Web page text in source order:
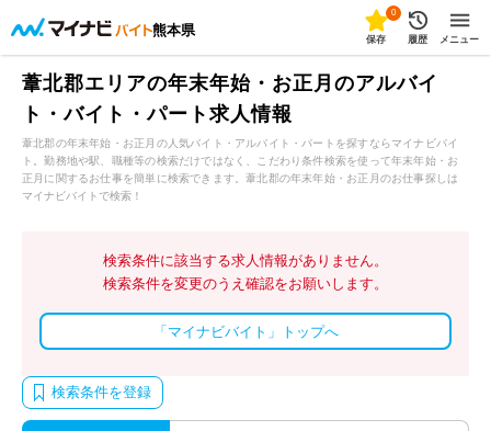
熊本県
0
保存 履歴 メニュー
葦北郡エリアの年末年始・お正月のアルバイ
ト・バイト・パート求人情報
葦北郡の年末年始・お正月の人気バイト・アルバイト・パートを探すならマイナビバイ
ト。勤務地や駅、職種等の検索だけではなく、こだわり条件検索を使って年末年始・お
正月に関するお仕事を簡単に検索できます。葦北郡の年末年始・お正月のお仕事探しは
マイナビバイトで検索！
検索条件に該当する求人情報がありません。
検索条件を変更のうえ確認をお願いします。
「マイナビバイト」トップへ
検索条件を登録